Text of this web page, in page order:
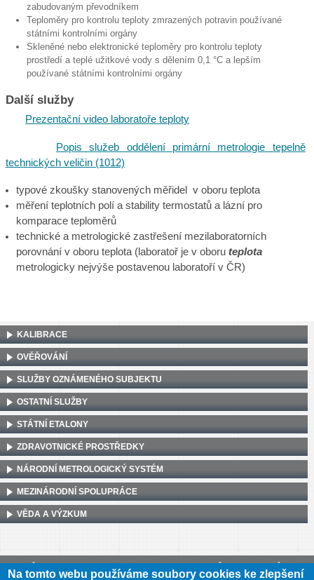
zabudovaným převodníkem
Teploměry pro kontrolu teploty zmrazených potravin používané
státními kontrolními orgány
Skleněné nebo elektronické teploměry pro kontrolu teploty
prostředí a teplé užitkové vody s dělením 0,1 °C a lepším
používané státními kontrolními orgány
Další služby
Prezentační video laboratoře teploty
Popis služeb oddělení primární metrologie tepelně
technických veličin (1012)
typové zkoušky stanovených měřidel v oboru teplota
měření teplotních polí a stability termostatů a lázní pro
komparace teploměrů
technické a metrologické zastřešení mezilaboratorních
porovnání v oboru teplota (laboratoř je v oboru teplota
metrologicky nejvýše postavenou laboratoří v ČR)
KALIBRACE
OVĚŘOVÁNÍ
SLUŽBY OZNÁMENÉHO SUBJEKTU
OSTATNÍ SLUŽBY
STÁTNÍ ETALONY
ZDRAVOTNICKÉ PROSTŘEDKY
NÁRODNÍ METROLOGICKÝ SYSTÉM
MEZINÁRODNÍ SPOLUPRÁCE
VĚDA A VÝZKUM
CZ00177016
Na tomto webu používáme soubory cookies ke zlepšení